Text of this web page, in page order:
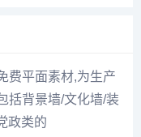
费平面素材,为生产
括背景墙/文化墙/装
政类的